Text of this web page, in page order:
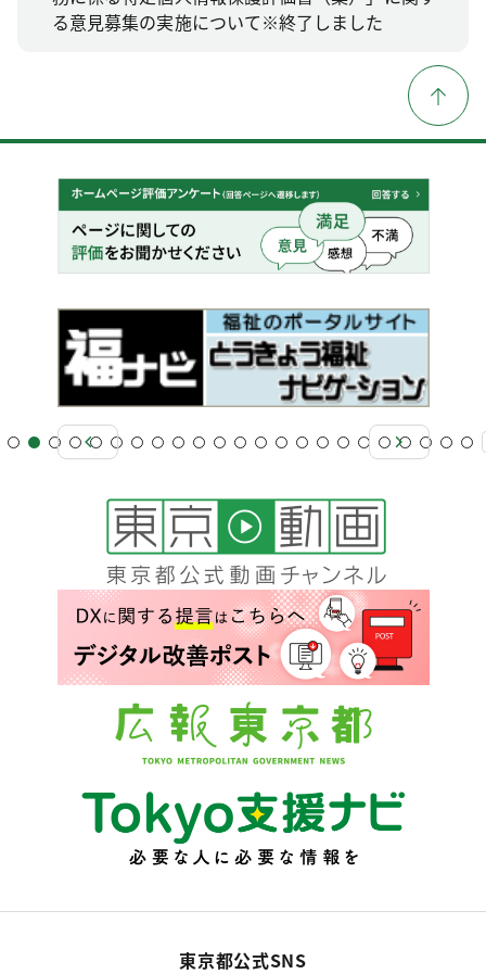
る意見募集の実施について※終了しました
東京都公式SNS